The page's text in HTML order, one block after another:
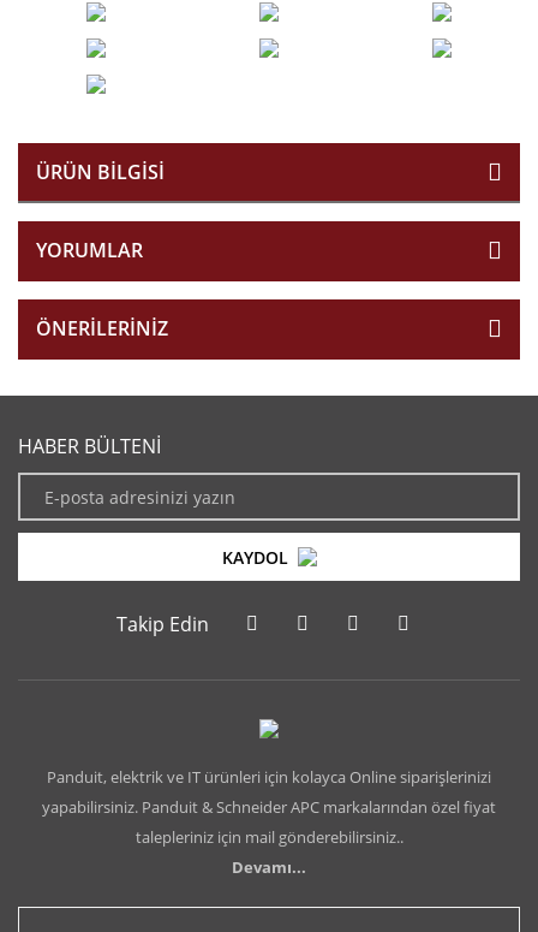
ÜRÜN BILGISI
YORUMLAR
ÖNERILERINIZ
HABER BÜLTENİ
KAYDOL
Takip Edin
Panduit, elektrik ve IT ürünleri için kolayca Online siparişlerinizi
yapabilirsiniz. Panduit & Schneider APC markalarından özel fiyat
talepleriniz için mail gönderebilirsiniz..
Devamı...